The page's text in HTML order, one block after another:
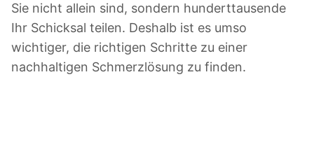
Sie nicht allein sind, sondern hunderttausende
Ihr Schicksal teilen. Deshalb ist es umso
wichtiger, die richtigen Schritte zu einer
nachhaltigen Schmerzlösung zu finden.